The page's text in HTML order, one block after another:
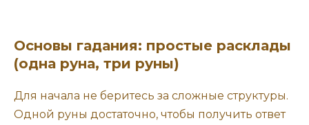
Основы гадания: простые расклады
(одна руна, три руны)
Для начала не беритесь за сложные структуры.
Одной руны достаточно, чтобы получить ответ